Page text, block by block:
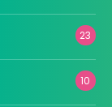
23
10